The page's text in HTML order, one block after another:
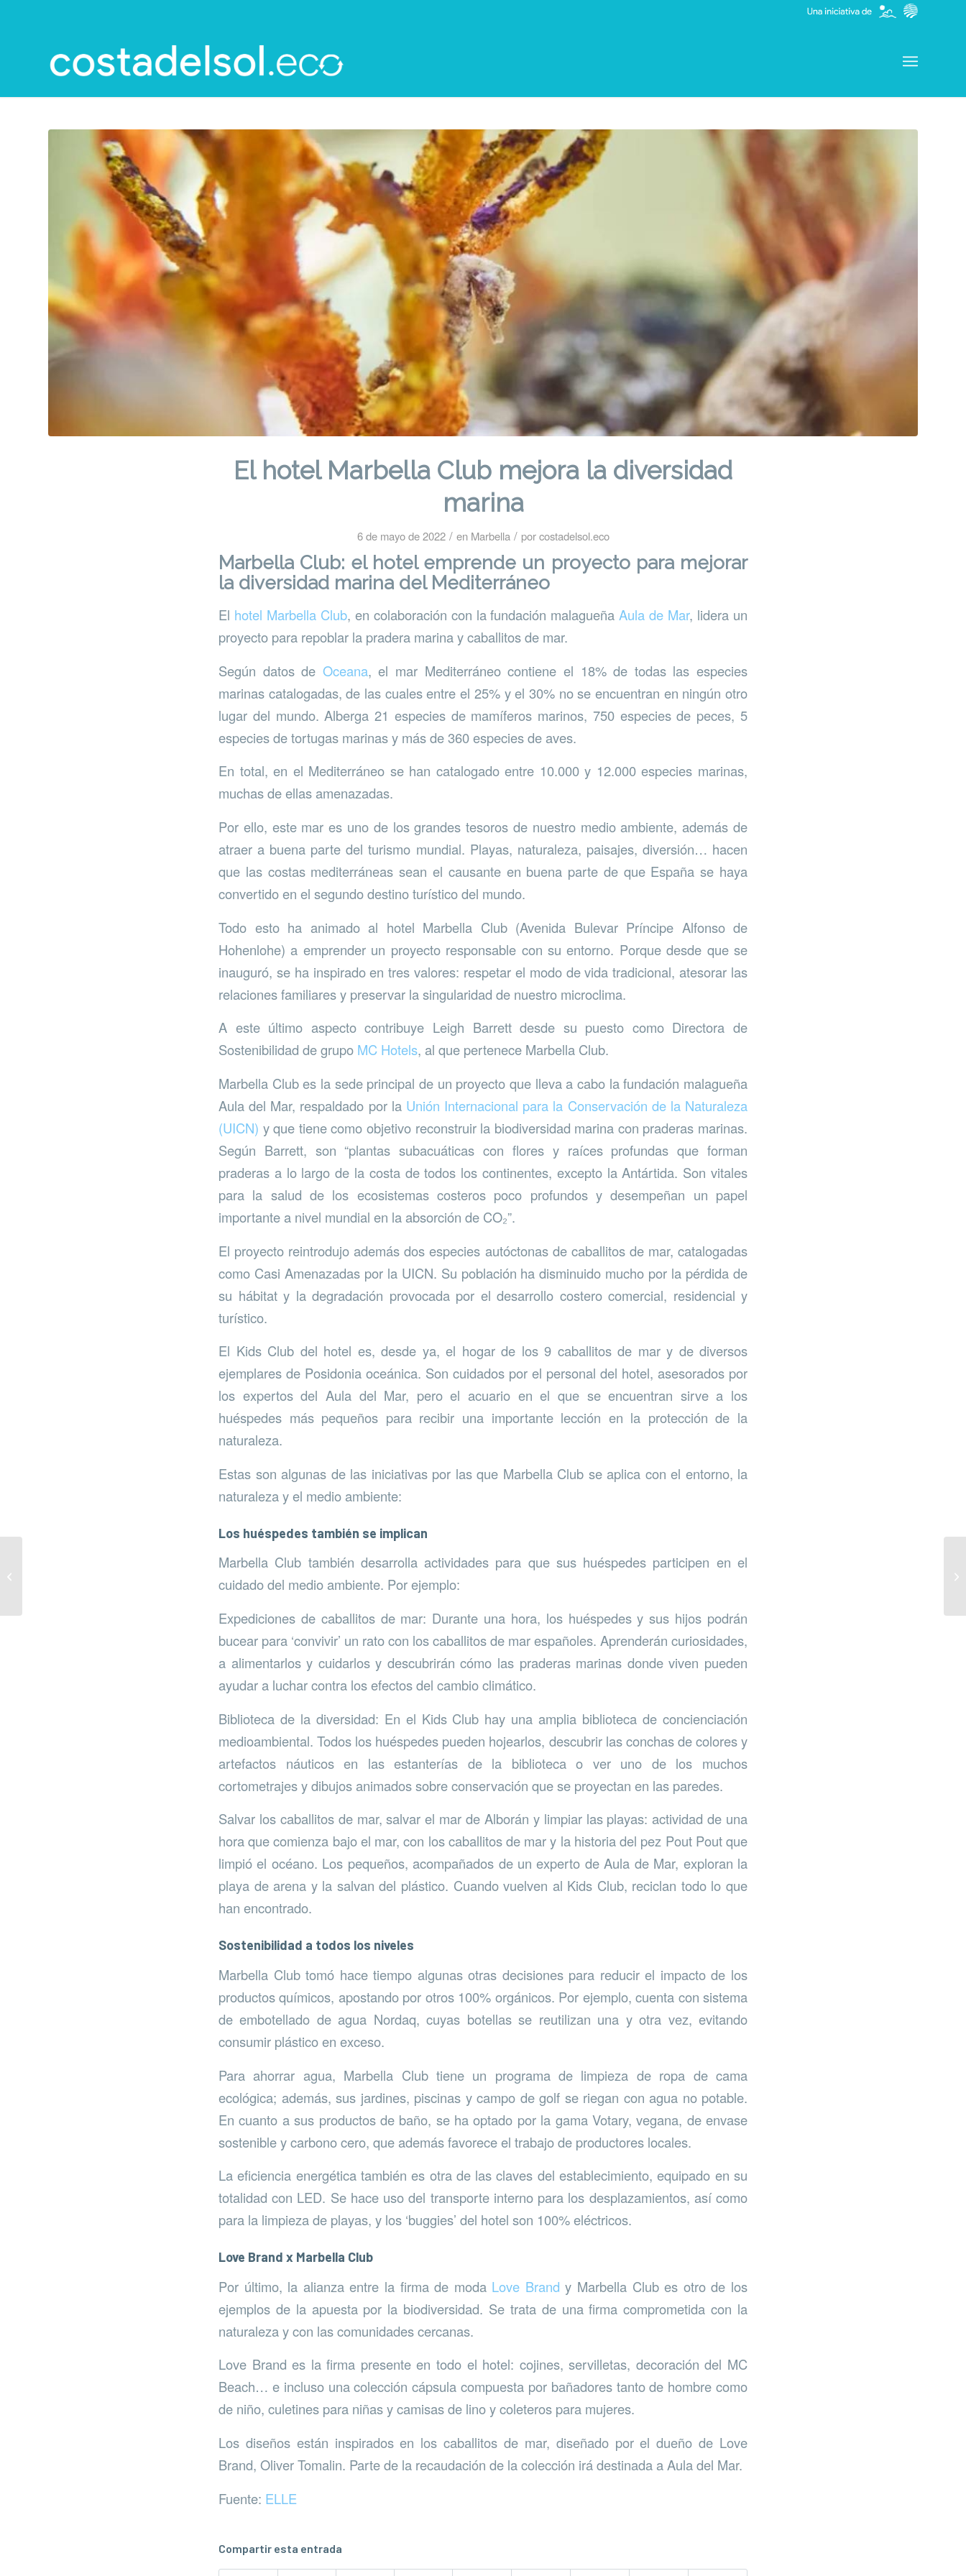
El hotel Marbella Club mejora la diversidad
marina
6 de mayo de 2022 / en Marbella / porcostadelsol.eco
Marbella Club: el hotel emprende un proyecto para mejorar
la diversidad marina del Mediterráneo
El hotel Marbella Club, en colaboración con la fundación malagueñaAula de Mar, lidera un
proyecto para repoblar la pradera marina y caballitos de mar.
Según datos de Oceana, el mar Mediterráneo contiene el 18% de todas las especies
marinas catalogadas, de las cuales entre el 25% y el 30% no se encuentran en ningún otro
lugar del mundo. Alberga 21 especies de mamíferos marinos, 750 especies de peces, 5
especies de tortugas marinas y más de 360 especies de aves.
En total, en el Mediterráneo se han catalogado entre 10.000 y 12.000 especies marinas,
muchas de ellas amenazadas.
Por ello, este mar es uno de los grandes tesoros de nuestro medio ambiente, además de
atraer a buena parte del turismo mundial. Playas, naturaleza, paisajes, diversión… hacen
que las costas mediterráneas sean el causante en buena parte de que España se haya
convertido en el segundo destino turístico del mundo.
Todo esto ha animado al hotel Marbella Club (Avenida Bulevar Príncipe Alfonso de
Hohenlohe) a emprender un proyecto responsable con su entorno. Porque desde que se
inauguró, se ha inspirado en tres valores: respetar el modo de vida tradicional, atesorar las
relaciones familiares y preservar la singularidad de nuestro microclima.
A este último aspecto contribuye Leigh Barrett desde su puesto como Directora de
Sostenibilidad de grupo MC Hotels, al que pertenece Marbella Club.
Marbella Club es la sede principal de un proyecto que lleva a cabo la fundación malagueña
Aula del Mar, respaldado por la Unión Internacional para la Conservación de la Naturaleza
(UICN) y que tiene como objetivo reconstruir la biodiversidad marina con praderas marinas.
Según Barrett, son “plantas subacuáticas con flores y raíces profundas que forman
praderas a lo largo de la costa de todos los continentes, excepto la Antártida. Son vitales
para la salud de los ecosistemas costeros poco profundos y desempeñan un papel
importante a nivel mundial en la absorción de CO₂”.
El proyecto reintrodujo además dos especies autóctonas de caballitos de mar, catalogadas
como Casi Amenazadas por la UICN. Su población ha disminuido mucho por la pérdida de
su hábitat y la degradación provocada por el desarrollo costero comercial, residencial y
turístico.
El Kids Club del hotel es, desde ya, el hogar de los 9 caballitos de mar y de diversos
ejemplares de Posidonia oceánica. Son cuidados por el personal del hotel, asesorados por
los expertos del Aula del Mar, pero el acuario en el que se encuentran sirve a los
huéspedes más pequeños para recibir una importante lección en la protección de la
naturaleza.
Estas son algunas de las iniciativas por las que Marbella Club se aplica con el entorno, la
naturaleza y el medio ambiente:
Los huéspedes también se implican
Marbella Club también desarrolla actividades para que sus huéspedes participen en el
cuidado del medio ambiente. Por ejemplo:
Expediciones de caballitos de mar: Durante una hora, los huéspedes y sus hijos podrán
bucear para ‘convivir’ un rato con los caballitos de mar españoles. Aprenderán curiosidades,
a alimentarlos y cuidarlos y descubrirán cómo las praderas marinas donde viven pueden
ayudar a luchar contra los efectos del cambio climático.
Biblioteca de la diversidad: En el Kids Club hay una amplia biblioteca de concienciación
medioambiental. Todos los huéspedes pueden hojearlos, descubrir las conchas de colores y
artefactos náuticos en las estanterías de la biblioteca o ver uno de los muchos
cortometrajes y dibujos animados sobre conservación que se proyectan en las paredes.
Salvar los caballitos de mar, salvar el mar de Alborán y limpiar las playas: actividad de una
hora que comienza bajo el mar, con los caballitos de mar y la historia del pez Pout Pout que
limpió el océano. Los pequeños, acompañados de un experto de Aula de Mar, exploran la
playa de arena y la salvan del plástico. Cuando vuelven al Kids Club, reciclan todo lo que
han encontrado.
Sostenibilidad a todos los niveles
Marbella Club tomó hace tiempo algunas otras decisiones para reducir el impacto de los
productos químicos, apostando por otros 100% orgánicos. Por ejemplo, cuenta con sistema
de embotellado de agua Nordaq, cuyas botellas se reutilizan una y otra vez, evitando
consumir plástico en exceso.
Para ahorrar agua, Marbella Club tiene un programa de limpieza de ropa de cama
ecológica; además, sus jardines, piscinas y campo de golf se riegan con agua no potable.
En cuanto a sus productos de baño, se ha optado por la gama Votary, vegana, de envase
sostenible y carbono cero, que además favorece el trabajo de productores locales.
La eficiencia energética también es otra de las claves del establecimiento, equipado en su
totalidad con LED. Se hace uso del transporte interno para los desplazamientos, así como
para la limpieza de playas, y los ‘buggies’ del hotel son 100% eléctricos.
Love Brand x Marbella Club
Por último, la alianza entre la firma de moda Love Brand y Marbella Club es otro de los
ejemplos de la apuesta por la biodiversidad. Se trata de una firma comprometida con la
naturaleza y con las comunidades cercanas.
Love Brand es la firma presente en todo el hotel: cojines, servilletas, decoración del MC
Beach… e incluso una colección cápsula compuesta por bañadores tanto de hombre como
de niño, culetines para niñas y camisas de lino y coleteros para mujeres.
Los diseños están inspirados en los caballitos de mar, diseñado por el dueño de Love
Brand, Oliver Tomalin. Parte de la recaudación de la colección irá destinada a Aula del Mar.
Fuente: ELLE
Compartir esta entrada